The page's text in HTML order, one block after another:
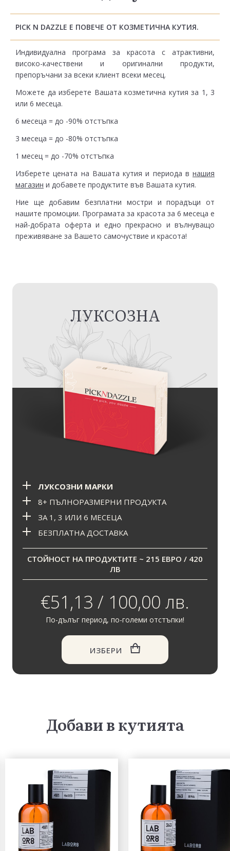
ЛУКСОЗНА
ЛУКСОЗНИ МАРКИ
8+ ПЪЛНОРАЗМЕРНИ ПРОДУКТА
ЗА 1, 3 ИЛИ 6 МЕСЕЦА
БЕЗПЛАТНА ДОСТАВКА
СТОЙНОСТ НА ПРОДУКТИТЕ ~ 215 ЕВРО / 420
ЛВ
€51,13 / 100,00 лв.
По-дълъг период, по-големи отстъпки!
ИЗБЕРИ
PICK N DAZZLE Е ПОВЕЧЕ ОТ КОЗМЕТИЧНА КУТИЯ.
Индивидуална програма за красота с атрактивни,
високо-качествени и оригинални продукти,
препоръчани за всеки клиент всеки месец.
Можете да изберете Вашата козметична кутия за 1, 3
или 6 месеца.
6 месеца = до -90% отстъпка
3 месеца = до -80% отстъпка
1 месец = до -70% отстъпка
Изберете цената на Вашата кутия и периода в нашия
магазин и добавете продуктите във Вашата кутия.
Ние ще добавим безплатни мостри и порадъци от
нашите промоции. Програмата за красота за 6 месеца е
най-добрата оферта и едно прекрасно и вълнуващо
преживяване за Вашето самочуствие и красота!
Добави в кутията